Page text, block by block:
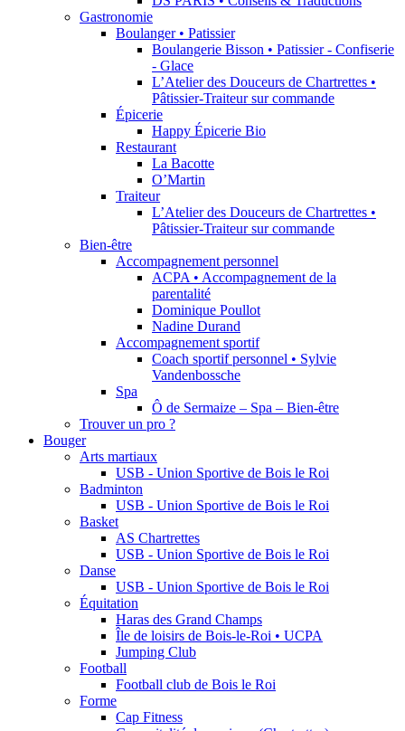
Gastronomie
Boulanger • Patissier
Boulangerie Bisson • Patissier - Confiserie
- Glace
L’Atelier des Douceurs de Chartrettes •
Pâtissier-Traiteur sur commande
Épicerie
Happy Épicerie Bio
Restaurant
La Bacotte
O’Martin
Traiteur
L’Atelier des Douceurs de Chartrettes •
Pâtissier-Traiteur sur commande
Bien-être
Accompagnement personnel
ACPA • Accompagnement de la
parentalité
Dominique Poullot
Nadine Durand
Accompagnement sportif
Coach sportif personnel • Sylvie
Vandenbossche
Spa
Ô de Sermaize – Spa – Bien-être
Trouver un pro ?
Bouger
Arts martiaux
USB - Union Sportive de Bois le Roi
Badminton
USB - Union Sportive de Bois le Roi
Basket
AS Chartrettes
USB - Union Sportive de Bois le Roi
Danse
USB - Union Sportive de Bois le Roi
Équitation
Haras des Grand Champs
Île de loisirs de Bois-le-Roi • UCPA
Jumping Club
Football
Football club de Bois le Roi
Forme
Cap Fitness